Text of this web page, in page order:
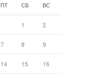
ПТ СБ ВС
1 2
7 8 9
14 15 16